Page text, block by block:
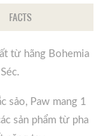
FACTS
từ hãng Bohemia
sảo, Paw mang 1
sản phẩm từ pha